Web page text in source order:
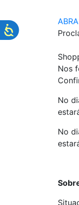
Nos
No
No